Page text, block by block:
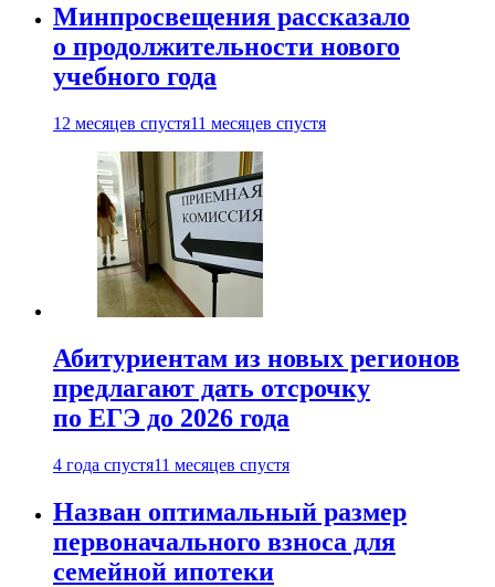
Минпросвещения рассказало
о продолжительности нового
учебного года
12 месяцев спустя11 месяцев спустя
Абитуриентам из новых регионов
предлагают дать отсрочку
по ЕГЭ до 2026 года
4 года спустя11 месяцев спустя
Назван оптимальный размер
первоначального взноса для
семейной ипотеки